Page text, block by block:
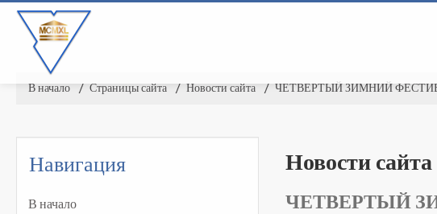
В начало ▶︎ Страницы сайта ▶︎ Новости сайта ▶︎ ЧЕТВЕРТЫЙ ЗИМНИЙ
Новости сайта
ЧЕТВЕРТЫЙ
Навигация
В начало